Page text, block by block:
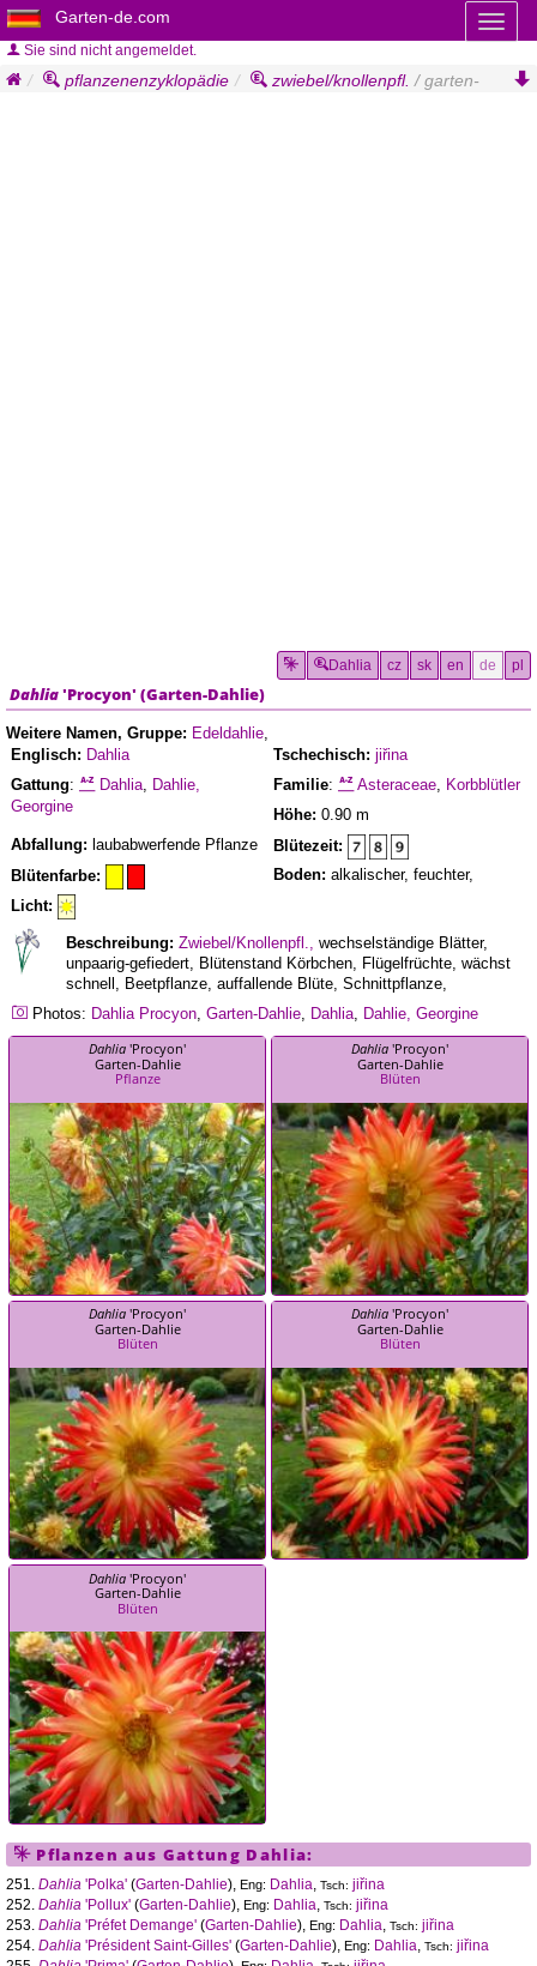
Garten-de.com
Sie sind nicht angemeldet.
pflanzenenzyklopädie zwiebel/knollenpfl. / garten-
Dahlia cz sk en de pl
Dahlia'Procyon' (Garten-Dahlie)
Weitere Namen, Gruppe: Edeldahlie,
Englisch: Dahlia Tschechisch: jiřina
Gattung: Dahlia, Dahlie,
Georgine
Familie: Asteraceae, Korbblütler
Höhe: 0.90 m
Abfallung: laubabwerfende Pflanze
Blütezeit:
Blütenfarbe:
Boden: alkalischer, feuchter,
Licht:
Beschreibung: Zwiebel/Knollenpfl., wechselständige Blätter,
unpaarig-gefiedert, Blütenstand Körbchen, Flügelfrüchte, wächst
schnell, Beetpflanze, auffallende Blüte, Schnittpflanze,
Photos: Dahlia Procyon, Garten-Dahlie, Dahlia, Dahlie, Georgine
Dahlia 'Procyon'
Garten-Dahlie
Pflanze
Dahlia 'Procyon'
Garten-Dahlie
Blüten
Dahlia 'Procyon'
Garten-Dahlie
Blüten
Dahlia 'Procyon'
Garten-Dahlie
Blüten
Dahlia 'Procyon'
Garten-Dahlie
Blüten
Pflanzen aus Gattung Dahlia:
251. Dahlia 'Polka' (Garten-Dahlie), Eng: Dahlia, Tsch: jiřina
252. Dahlia 'Pollux' (Garten-Dahlie), Eng: Dahlia, Tsch: jiřina
253. Dahlia 'Préfet Demange' (Garten-Dahlie), Eng: Dahlia, Tsch: jiřina
254. Dahlia 'Président Saint-Gilles' (Garten-Dahlie), Eng: Dahlia, Tsch: jiřina